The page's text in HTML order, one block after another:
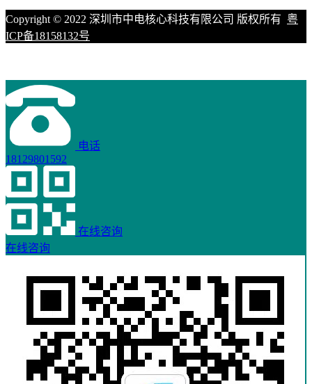
Copyright © 2022 深圳市中电核心科技有限公司 版权所有 粤
ICP备18158132号
电话
18129801592
在线咨询
在线咨询